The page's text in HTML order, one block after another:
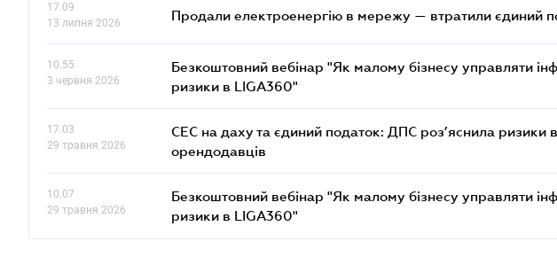
17.09
13 липня 2026
Продали електроенергію в мережу — втратили єдиний
10.55
3 червня 2026
Безкоштовний вебінар "Як малому бізнесу управляти
ризики в LIGA360"
17.03
29 травня 2026
СЕС на даху та єдиний податок: ДПС роз’яснила ризики
орендодавців
10.07
29 травня 2026
Безкоштовний вебінар "Як малому бізнесу управляти
ризики в LIGA360"